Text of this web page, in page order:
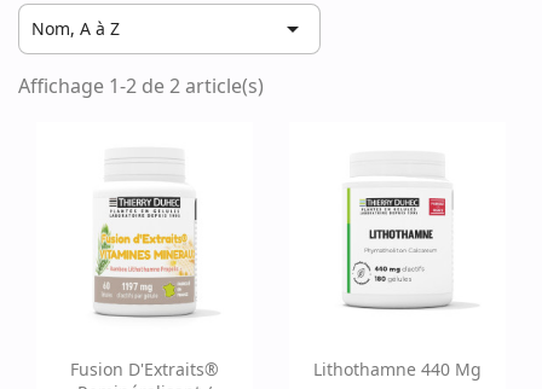
Nom, A à Z 
Affichage 1-2 de 2 article(s)
Fusion D'Extraits®
Lithothamne 440 Mg